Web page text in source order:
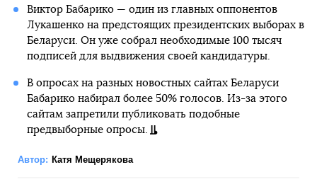
Виктор Бабарико — один из главных оппонентов
Лукашенко на предстоящих президентских выборах в
Беларуси. Он уже собрал необходимые 100 тысяч
подписей для выдвижения своей кандидатуры.
В опросах на разных новостных сайтах Беларуси
Бабарико набирал более 50% голосов. Из-за этого
сайтам запретили публиковать подобные
предвыборные опросы.
Автор: Катя Мещерякова